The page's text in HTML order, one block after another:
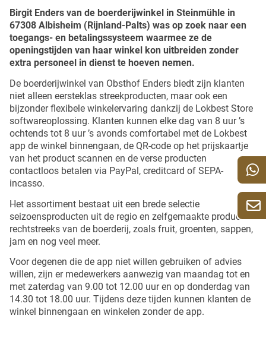
Birgit Enders van de boerderijwinkel in Steinmühle in
67308 Albisheim (Rijnland-Palts) was op zoek naar een
toegangs- en betalingssysteem waarmee ze de
openingstijden van haar winkel kon uitbreiden zonder
extra personeel in dienst te hoeven nemen.
De boerderijwinkel van Obsthof Enders biedt zijn klanten
niet alleen eersteklas streekproducten, maar ook een
bijzonder flexibele winkelervaring dankzij de Lokbest Store
softwareoplossing. Klanten kunnen elke dag van 8 uur ’s
ochtends tot 8 uur ’s avonds comfortabel met de Lokbest
app de winkel binnengaan, de QR-code op het prijskaartje
van het product scannen en de verse producten
contactloos betalen via PayPal, creditcard of SEPA-
incasso.
Het assortiment bestaat uit een brede selectie
seizoensproducten uit de regio en zelfgemaakte producten
rechtstreeks van de boerderij, zoals fruit, groenten, sappen,
jam en nog veel meer.
Voor degenen die de app niet willen gebruiken of advies
willen, zijn er medewerkers aanwezig van maandag tot en
met zaterdag van 9.00 tot 12.00 uur en op donderdag van
14.30 tot 18.00 uur. Tijdens deze tijden kunnen klanten de
winkel binnengaan en winkelen zonder de app.